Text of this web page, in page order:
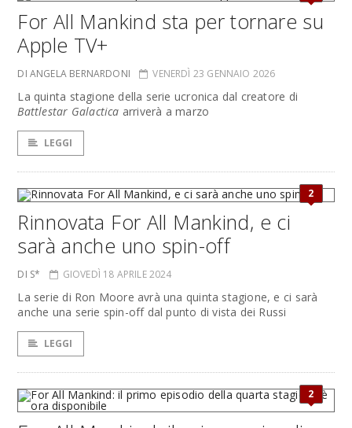
For All Mankind sta per tornare su
Apple TV+
DI ANGELA BERNARDONI VENERDÌ 23 GENNAIO 2026
La quinta stagione della serie ucronica dal creatore di
Battlestar Galactica arriverà a marzo
LEGGI
2
Rinnovata For All Mankind, e ci
sarà anche uno spin-off
DI S* GIOVEDÌ 18 APRILE 2024
La serie di Ron Moore avrà una quinta stagione, e ci sarà
anche una serie spin-off dal punto di vista dei Russi
LEGGI
2